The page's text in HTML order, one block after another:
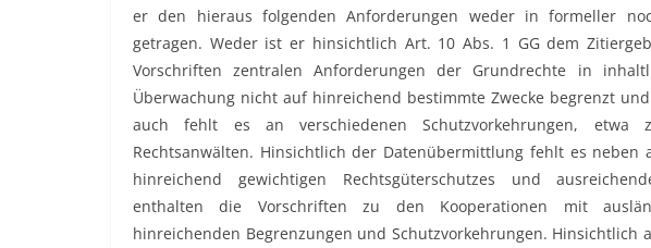
er den hieraus folgenden Anforderungen weder in formeller
getragen. Weder ist er hinsichtlich Art. 10 Abs. 1 GG dem
Vorschriften zentralen Anforderungen der Grundrechte in
Überwachung nicht auf hinreichend bestimmte Zwecke begrenzt
auch fehlt es an verschiedenen Schutzvorkehrungen, etwa
Rechtsanwälten. Hinsichtlich der Datenübermittlung fehlt es neben
hinreichend gewichtigen Rechtsgüterschutzes und
enthalten die Vorschriften zu den Kooperationen mit
hinreichenden Begrenzungen und Schutzvorkehrungen. Hinsichtlich